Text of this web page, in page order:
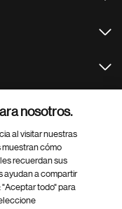
nosotros.
al visitar nuestras
muestran cómo
recuerdan sus
ayudan a compartir
todo" para